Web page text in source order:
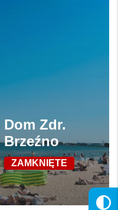
Dom Zdr.
Brzeźno
ZAMKNIĘTE